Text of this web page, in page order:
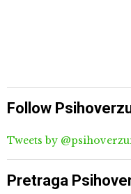
Follow
Tweets by
Pretraga